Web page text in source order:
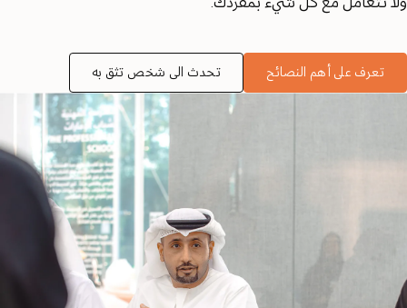
تعرف على أهم النصائح تحدث الى شخص تثق به